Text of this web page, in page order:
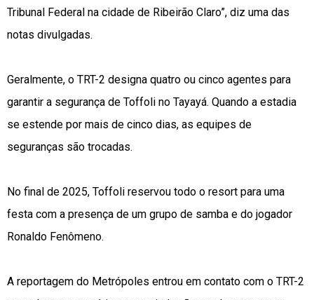
Tribunal Federal na cidade de Ribeirão Claro”, diz uma das
notas divulgadas.
Geralmente, o TRT-2 designa quatro ou cinco agentes para
garantir a segurança de Toffoli no Tayayá. Quando a estadia
se estende por mais de cinco dias, as equipes de
seguranças são trocadas.
No final de 2025, Toffoli reservou todo o resort para uma
festa com a presença de um grupo de samba e do jogador
Ronaldo Fenômeno.
A reportagem do Metrópoles entrou em contato com o TRT-2